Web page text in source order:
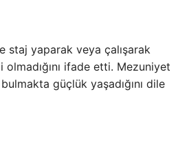
staj yaparak veya çalışarak
ifade etti. Mezuniyet
güçlük yaşadığını dile